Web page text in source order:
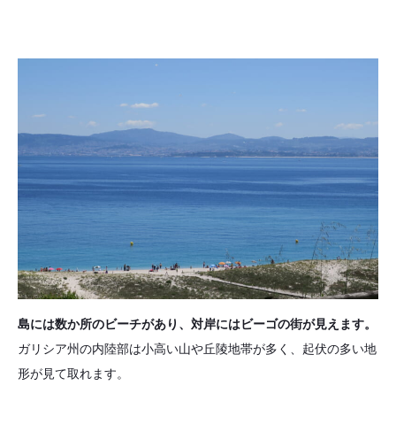
島には数か所のビーチがあり、対岸にはビーゴの街が見えます。
ガリシア州の内陸部は小高い山や丘陵地帯が多く、起伏の多い地
形が見て取れます。